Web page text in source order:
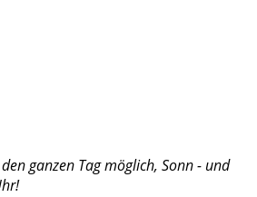
ganzen Tag möglich, Sonn - und